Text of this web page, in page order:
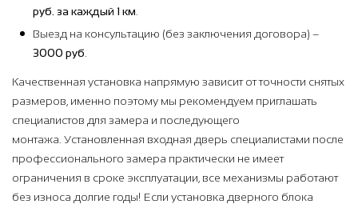
руб. за каждый 1 км
Выезд на консультацию (без заключения договора) –
3000 руб
Качественная установка напрямую зависит от точности снятых
размеров, именно поэтому мы рекомендуем приглашать
специалистов для замера и последующего
монтажа. Установленная входная дверь специалистами после
профессионального замера практически не имеет
ограничения в сроке эксплуатации, все механизмы работают
без износа долгие годы! Если установка дверного блока